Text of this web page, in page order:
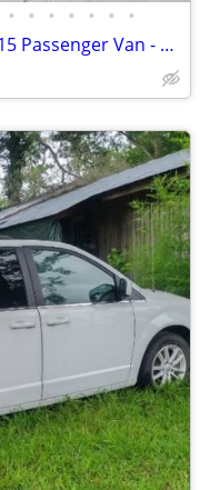
• • • • • • •
2012 Chevrolet Express LT 3500 - 15 Passenger Van - 24,589 miles!